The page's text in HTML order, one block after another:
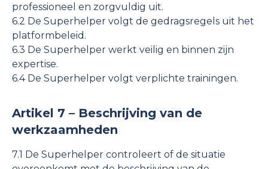
professioneel en zorgvuldig uit.
6.2 De Superhelper volgt de gedragsregels uit het
platformbeleid.
6.3 De Superhelper werkt veilig en binnen zijn
expertise.
6.4 De Superhelper volgt verplichte trainingen.
Artikel 7 – Beschrijving van de
werkzaamheden
7.1 De Superhelper controleert of de situatie